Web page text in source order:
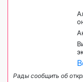
Рады сообщить об